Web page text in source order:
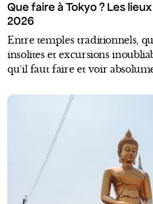
Que faire à Tokyo ? Les
2026
Entre temples traditionnels,
insolites et excursions
qu’il faut faire et voir